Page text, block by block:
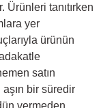
Ürünleri tanıtırken
yer
ürünün
satın
bir süredir
vermeden